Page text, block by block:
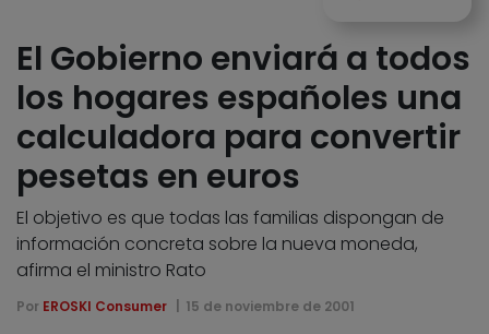
El Gobierno enviará a todos
los hogares españoles una
calculadora para convertir
pesetas en euros
El objetivo es que todas las familias dispongan de
información concreta sobre la nueva moneda,
afirma el ministro Rato
Por EROSKI Consumer 15 de noviembre de 2001